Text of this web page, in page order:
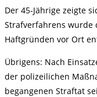
Der 45-Jährige zeigte
Strafverfahrens wurde
Haftgründen vor Ort
Übrigens: Nach
der polizeilichen
begangenen Straftat